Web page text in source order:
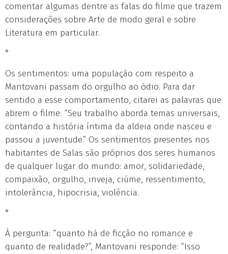
comentar algumas dentre as falas do filme que trazem
considerações sobre Arte de modo geral e sobre
Literatura em particular.
*
Os sentimentos: uma população com respeito a
Mantovani passam do orgulho ao ódio. Para dar
sentido a esse comportamento, citarei as palavras que
abrem o filme: “Seu trabalho aborda temas universais,
contando a história íntima da aldeia onde nasceu e
passou a juventude.” Os sentimentos presentes nos
habitantes de Salas são próprios dos seres humanos
de qualquer lugar do mundo: amor, solidariedade,
compaixão, orgulho, inveja, ciúme, ressentimento,
intolerância, hipocrisia, violência.
*
À pergunta: “quanto há de ficção no romance e
quanto de realidade?”, Mantovani responde: “Isso